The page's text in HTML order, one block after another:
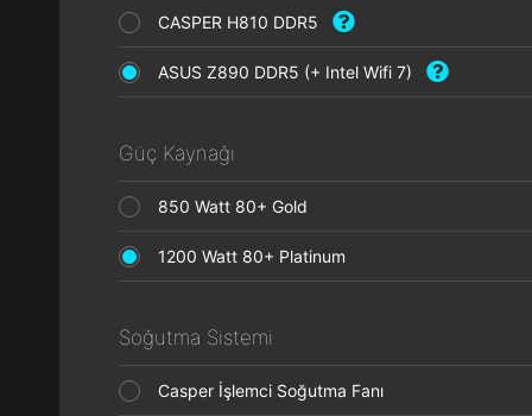
CASPER H810 DDR5
ASUS Z890 DDR5 (+ Intel Wifi 7)
Güç Kaynağı
850 Watt 80+ Gold
1200 Watt 80+ Platinum
Soğutma Sistemi
Casper İşlemci Soğutma Fanı